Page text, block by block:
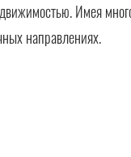
Имея
направлениях.